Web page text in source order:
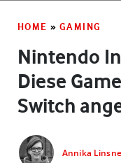
HOME » GAMING
Nintendo
Diese
Switch
Annika